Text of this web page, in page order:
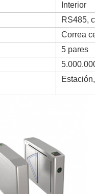
Interior
RS485,
Correa
5 pares